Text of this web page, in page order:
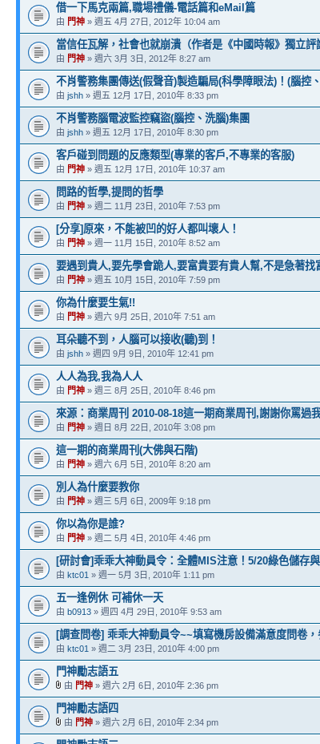
借一下馬克兩篇,職場禮儀-電話篇和eMail篇
由 門神 » 週五 4月 27日, 2012年 10:04 am
當信任瓦解，社會也就崩潰（作者是《中國時報》獨立評
由 門神 » 週六 3月 3日, 2012年 8:27 am
不肖警務集團傳送(假聲音)製造騙局(科學障眼法)！(腦控
由 jshh » 週五 12月 17日, 2010年 8:33 pm
不肖警務腦電波監控竊盜(腦控、洗腦)集團
由 jshh » 週五 12月 17日, 2010年 8:30 pm
客戶碰到問題的反應類型(專業的客戶,不專業的客服)
由 門神 » 週五 12月 17日, 2010年 10:37 am
問路的哲學,提問的哲學
由 門神 » 週二 11月 23日, 2010年 7:53 pm
[分享]原來，不能被凹的好人都叫壞人！
由 門神 » 週一 11月 15日, 2010年 8:52 am
要遇到貴人,要先學會跪人,要富貴要有貴人幫,不是急著
由 門神 » 週五 10月 15日, 2010年 7:59 pm
你為什麼要生氣!!
由 門神 » 週六 9月 25日, 2010年 7:51 am
耳朵聽不到，人腦可以接收(聽)到！
由 jshh » 週四 9月 9日, 2010年 12:41 pm
人人為我,我為人人
由 門神 » 週三 8月 25日, 2010年 8:46 pm
來源：商業周刊 2010-08-18這一期商業周刊,謝謝你罵過
由 門神 » 週日 8月 22日, 2010年 3:08 pm
這一期的商業周刊(大佛與石階)
由 門神 » 週六 6月 5日, 2010年 8:20 am
別人為什麼要教你
由 門神 » 週三 5月 6日, 2009年 9:18 pm
你以為你是誰?
由 門神 » 週二 5月 4日, 2010年 4:46 pm
[研討會]乖乖大神動員令：全體MIS注意！5/20綠色儲存
由 ktc01 » 週一 5月 3日, 2010年 1:11 pm
五一逢例休 可補休一天
由 b0913 » 週四 4月 29日, 2010年 9:53 am
[調查問卷] 乖乖大神動員令~~填寫機房設備滿意度問卷，
由 ktc01 » 週二 3月 23日, 2010年 4:00 pm
門神勵志語五
由 門神 » 週六 2月 6日, 2010年 2:36 pm
門神勵志語四
由 門神 » 週六 2月 6日, 2010年 2:34 pm